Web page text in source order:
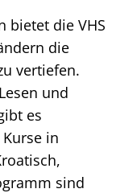
bietet die VHS
die
vertiefen.
und
es
in
sind